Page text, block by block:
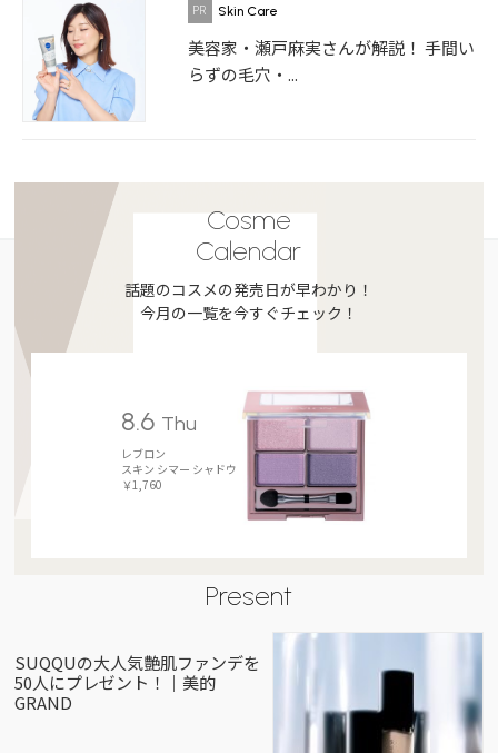
Skin Care
美容家・瀬戸麻実さんが解説！ 手間い
らずの毛穴・...
Cosme
Calendar
話題のコスメの発売日が早わかり！
今月の一覧を今すぐチェック！
8.6 Thu
レブロン
スキン シマー シャドウ
￥1,760
Present
SUQQUの大人気艶肌ファンデを
50人にプレゼント！｜美的
GRAND